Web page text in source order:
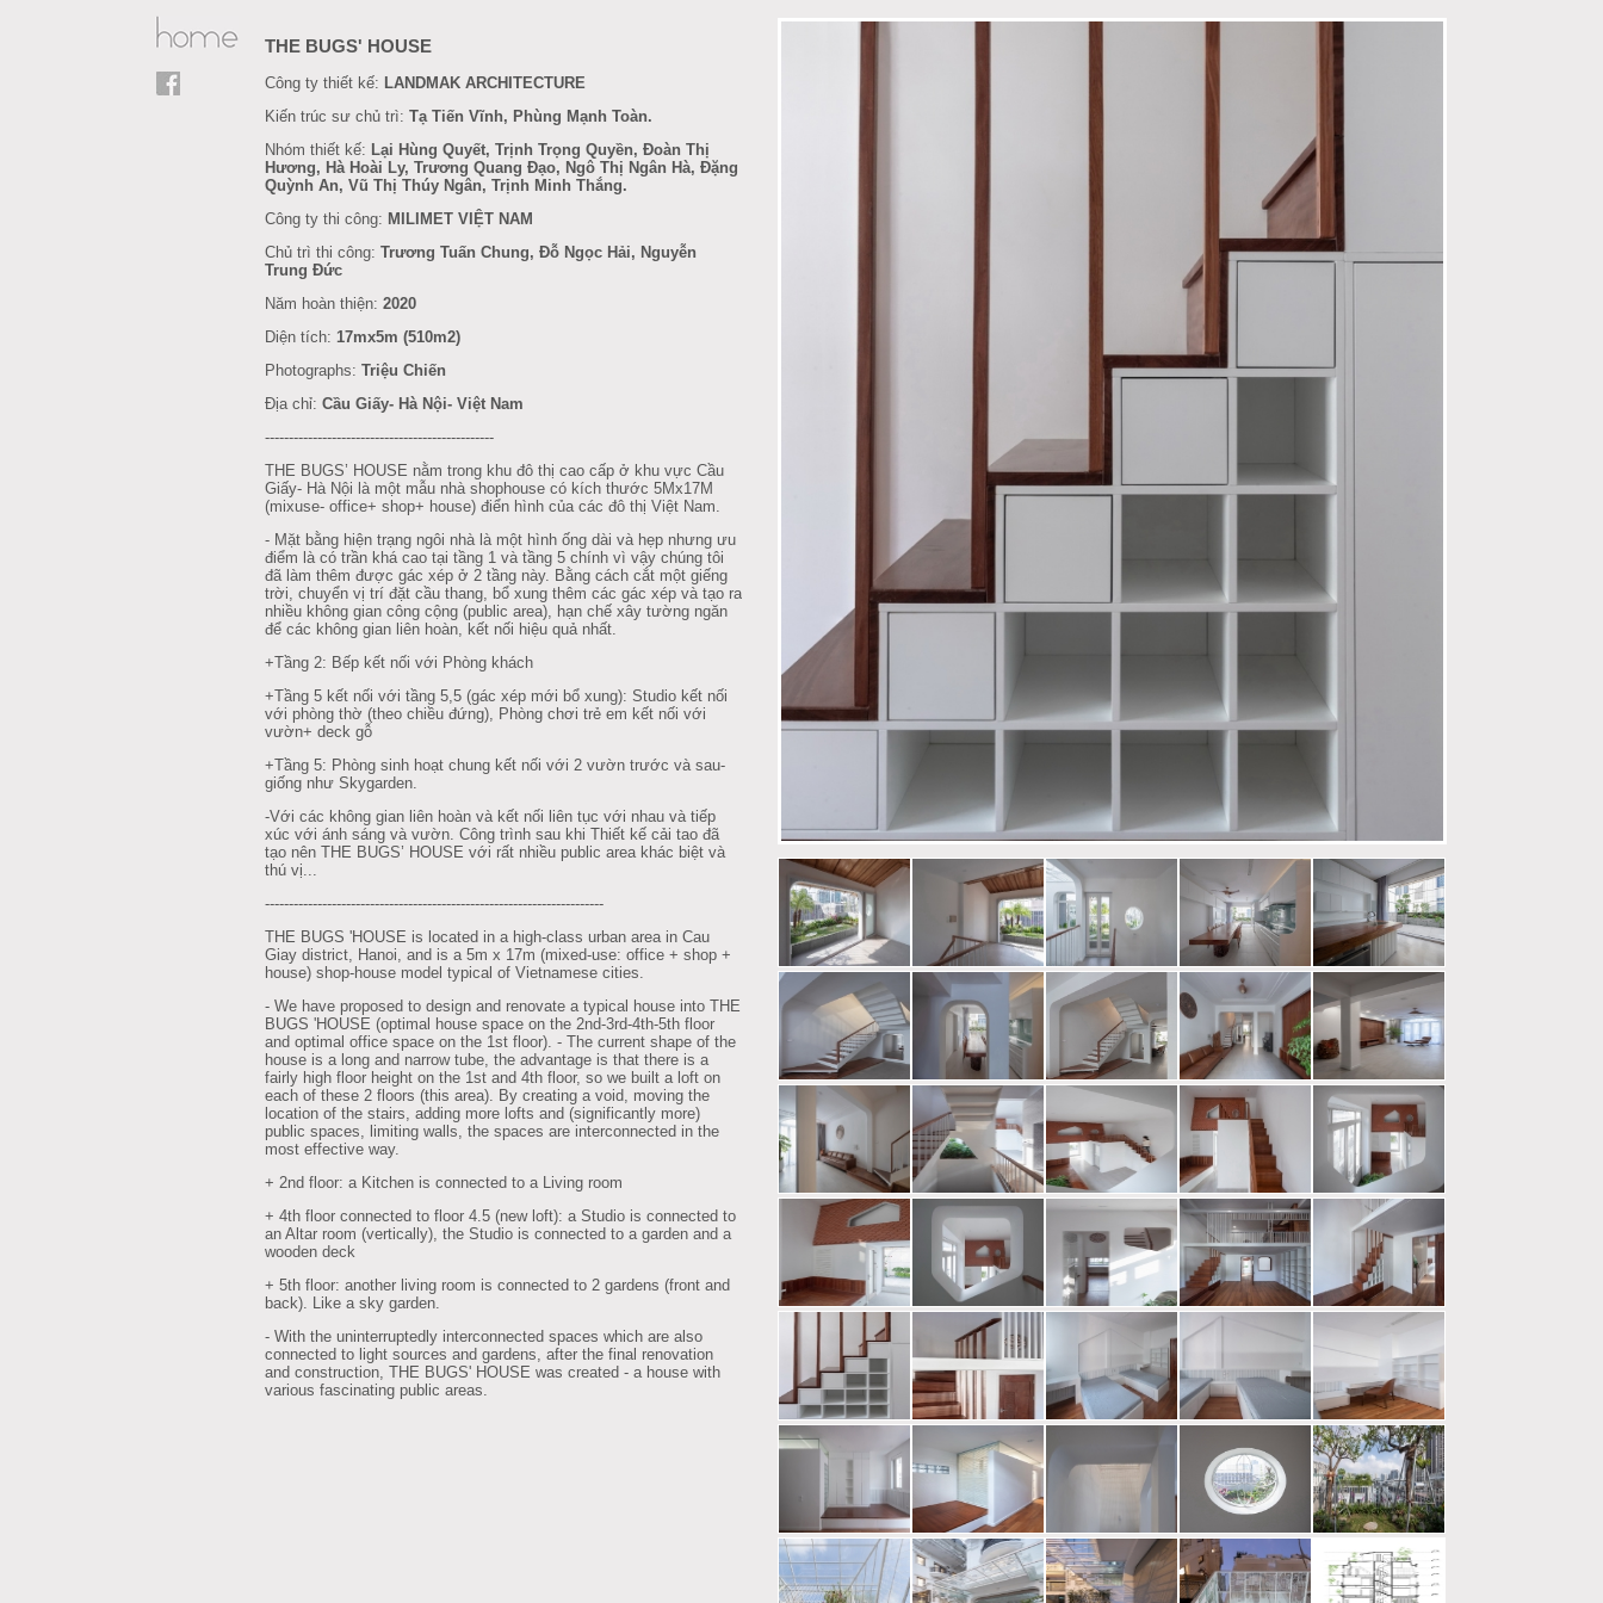
THE BUGS' HOUSE
Công ty thiết kế: LANDMAK ARCHITECTURE
Kiến trúc sư chủ trì: Tạ Tiến Vĩnh, Phùng Mạnh Toàn.
Nhóm thiết kế: Lại Hùng Quyết, Trịnh Trọng Quyền, Đoàn Thị
Hương, Hà Hoài Ly, Trương Quang Đạo, Ngô Thị Ngân Hà, Đặng
Quỳnh An, Vũ Thị Thúy Ngân, Trịnh Minh Thắng.
Công ty thi công: MILIMET VIỆT NAM
Chủ trì thi công: Trương Tuấn Chung, Đỗ Ngọc Hải, Nguyễn
Trung Đức
Năm hoàn thiện: 2020
Diện tích: 17mx5m (510m2)
Photographs: Triệu Chiến
Địa chỉ: Cầu Giấy- Hà Nội- Việt Nam
------------------------------------------------
THE BUGS’ HOUSE nằm trong khu đô thị cao cấp ở khu vực Cầu
Giấy- Hà Nội là một mẫu nhà shophouse có kích thước 5Mx17M
(mixuse- office+ shop+ house) điển hình của các đô thị Việt Nam.
- Mặt bằng hiện trạng ngôi nhà là một hình ống dài và hẹp nhưng ưu
điểm là có trần khá cao tại tầng 1 và tầng 5 chính vì vậy chúng tôi
đã làm thêm được gác xép ở 2 tầng này. Bằng cách cắt một giếng
trời, chuyển vị trí đặt cầu thang, bổ xung thêm các gác xép và tạo ra
nhiều không gian công cộng (public area), hạn chế xây tường ngăn
để các không gian liên hoàn, kết nối hiệu quả nhất.
+Tầng 2: Bếp kết nối với Phòng khách
+Tầng 5 kết nối với tầng 5,5 (gác xép mới bổ xung): Studio kết nối
với phòng thờ (theo chiều đứng), Phòng chơi trẻ em kết nối với
vườn+ deck gỗ
+Tầng 5: Phòng sinh hoạt chung kết nối với 2 vườn trước và sau-
giống như Skygarden.
-Với các không gian liên hoàn và kết nối liên tục với nhau và tiếp
xúc với ánh sáng và vườn. Công trình sau khi Thiết kế cải tao đã
tạo nên THE BUGS’ HOUSE với rất nhiều public area khác biệt và
thú vị...
-----------------------------------------------------------------------
THE BUGS 'HOUSE is located in a high-class urban area in Cau
Giay district, Hanoi, and is a 5m x 17m (mixed-use: office + shop +
house) shop-house model typical of Vietnamese cities.
- We have proposed to design and renovate a typical house into THE
BUGS 'HOUSE (optimal house space on the 2nd-3rd-4th-5th floor
and optimal office space on the 1st floor). - The current shape of the
house is a long and narrow tube, the advantage is that there is a
fairly high floor height on the 1st and 4th floor, so we built a loft on
each of these 2 floors (this area). By creating a void, moving the
location of the stairs, adding more lofts and (significantly more)
public spaces, limiting walls, the spaces are interconnected in the
most effective way.
+ 2nd floor: a Kitchen is connected to a Living room
+ 4th floor connected to floor 4.5 (new loft): a Studio is connected to
an Altar room (vertically), the Studio is connected to a garden and a
wooden deck
+ 5th floor: another living room is connected to 2 gardens (front and
back). Like a sky garden.
- With the uninterruptedly interconnected spaces which are also
connected to light sources and gardens, after the final renovation
and construction, THE BUGS' HOUSE was created - a house with
various fascinating public areas.